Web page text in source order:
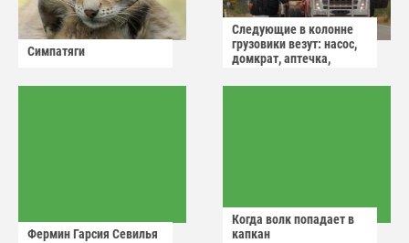
Симпатяги
Следующие в колонне
грузовики везут: насос,
домкрат, аптечка,
Фермин Гарсия Севилья
Когда волк попадает в
капкан